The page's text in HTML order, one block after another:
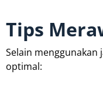
Tips
Selain menggunakan
optimal: